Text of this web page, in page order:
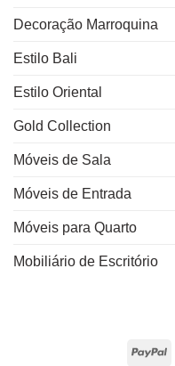
Decoração Marroquina
Estilo Bali
Estilo Oriental
Gold Collection
Móveis de Sala
Móveis de Entrada
Móveis para Quarto
Mobiliário de Escritório